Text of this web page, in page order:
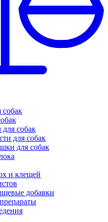
собак
собак
для собак
для собак
и клещей
добавки